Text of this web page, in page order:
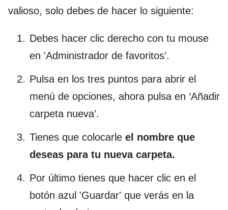
valioso, solo debes de hacer lo siguiente:
Debes hacer clic derecho con tu mouse
en 'Administrador de favoritos’.
Pulsa en los tres puntos para abrir el
menú de opciones, ahora pulsa en ‘Añadir
carpeta nueva’.
Tienes que colocarle el nombre que
deseas para tu nueva carpeta.
Por último tienes que hacer clic en el
botón azul 'Guardar' que verás en la